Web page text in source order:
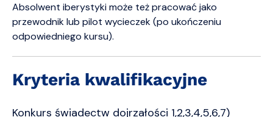
Absolwent iberystyki może też pracować jako
przewodnik lub pilot wycieczek (po ukończeniu
odpowiedniego kursu).
Kryteria kwalifikacyjne
Konkurs świadectw dojrzałości 1,2,3,4,5,6,7)